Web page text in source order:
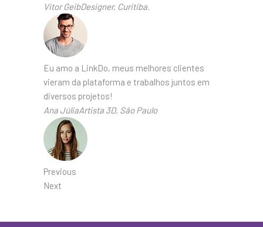
Vitor GeibDesigner, Curitiba.
Eu amo a LinkDo, meus melhores clientes
vieram da plataforma e trabalhos juntos em
diversos projetos!
Ana JúliaArtista 3D, São Paulo
Previous
Next